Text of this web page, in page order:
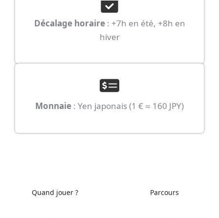
Décalage horaire: +7h en été, +8h en
hiver
Monnaie : Yen japonais (1 € ≈ 160 JPY)
Quand jouer ? Parcours